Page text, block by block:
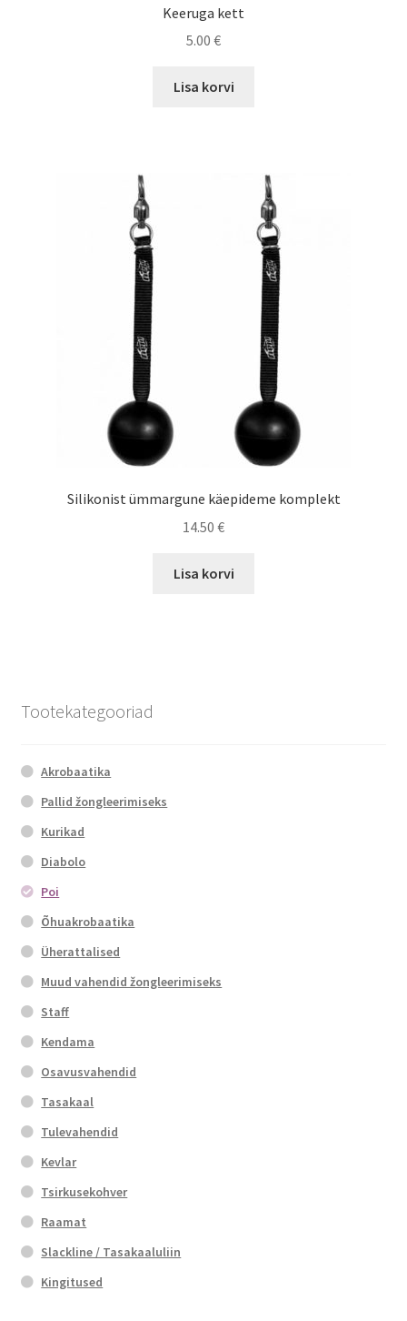
Keeruga kett
5.00 €
Lisa korvi
Silikonist ümmargune käepideme komplekt
14.50 €
Lisa korvi
Tootekategooriad
Akrobaatika
Pallid žongleerimiseks
Kurikad
Diabolo
Poi
Õhuakrobaatika
Üherattalised
Muud vahendid žongleerimiseks
Staff
Kendama
Osavusvahendid
Tasakaal
Tulevahendid
Kevlar
Tsirkusekohver
Raamat
Slackline / Tasakaaluliin
Kingitused